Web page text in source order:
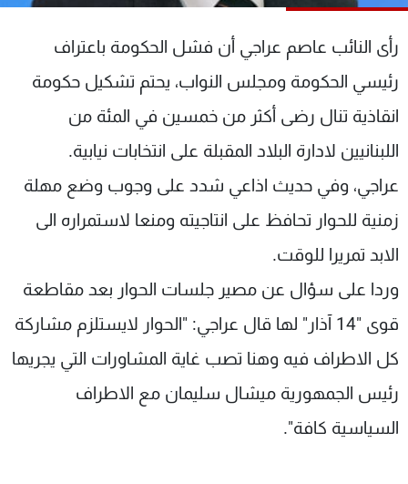
رأى النائب عاصم عراجي أن فشل الحكومة باعتراف
رئيسي الحكومة ومجلس النواب، يحتم تشكيل حكومة
انقاذية تنال رضى أكثر من خمسين في المئة من
اللبنانيين لادارة البلاد المقبلة على انتخابات نيابية.
عراجي، وفي حديث اذاعي شدد على وجوب وضع مهلة
زمنية للحوار تحافظ على انتاجيته ومنعا لاستمراره الى
الابد تمريرا للوقت.
وردا على سؤال عن مصير جلسات الحوار بعد مقاطعة
قوى "14 آذار" لها قال عراجي: "الحوار لايستلزم مشاركة
كل الاطراف فيه وهنا تصب غاية المشاورات التي يجريها
رئيس الجمهورية ميشال سليمان مع الاطراف
السياسية كافة".
الترددات
الإنـتـاج
لاعلاناتكم
تواصل معنا
شروط الإسـتخدام
سياسة الخصوصية